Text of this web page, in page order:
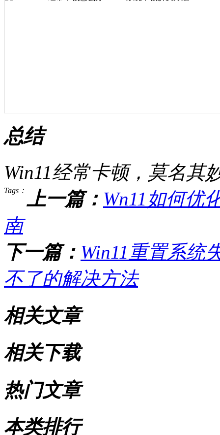
总结
Win11经常卡顿，莫名其
Tags： 上一篇： Wn11如何优
南
下一篇： Win11重置系统
不了的解决方法
相关文章
相关下载
热门文章
本类排行